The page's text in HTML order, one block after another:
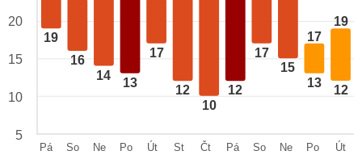
19
16
14
13
17
12
10
12
17
15
17
13
19
12
20
15
10
5
Pá
So
Ne
Po
Út
St
Čt
Pá
So
Ne
Po
Út